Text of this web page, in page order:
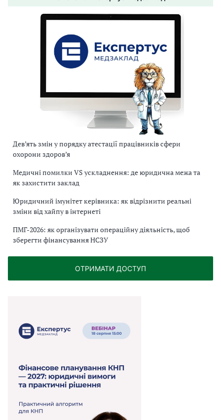
Дев’ять змін у порядку атестації працівників сфери
охорони здоров’я
Медичні помилки VS ускладнення: де юридична межа та
як захистити заклад
Юридичний імунітет керівника: як відрізнити реальні
зміни від хайпу в інтернеті
ПМГ-2026: як організувати операційну діяльність, щоб
зберегти фінансування НСЗУ
ОТРИМАТИ ДОСТУП